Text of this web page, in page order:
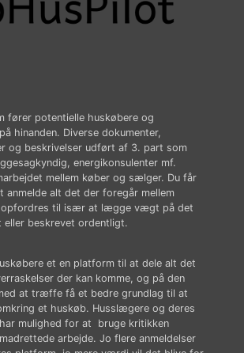
fører potentielle huskøbere og
hinanden. Diverse dokumenter,
og beskrivelser udført af 3. part som
energikonsulenter mf.
mellem køber og sælger. Du får
anmelde alt det der foregår mellem
opfordres til især at lægge vægt på det
eller beskrevet ordentligt.
et en platform til at dele alt det
der kan komme, og på den
at træffe få et bedre grundlag til at
et huskøb. Husslægere og deres
mulighed for at bruge kritikken
arbejde. Jo flere anmeldelser